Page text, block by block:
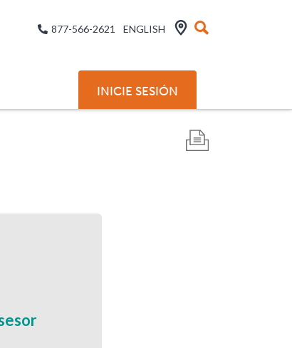
877-566-2621 ENGLISH
INICIE SESIÓN